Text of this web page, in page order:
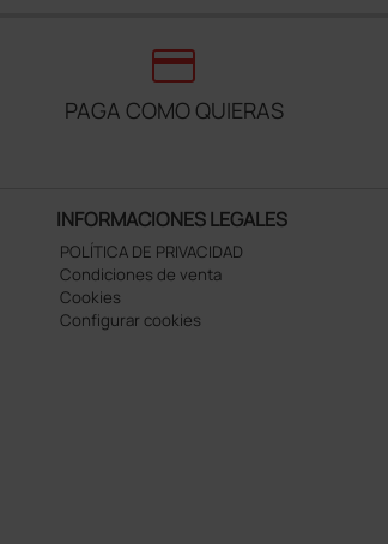
credit_card
PAGA COMO QUIERAS
INFORMACIONES LEGALES
POLÍTICA DE PRIVACIDAD
Condiciones de venta
Cookies
Configurar cookies